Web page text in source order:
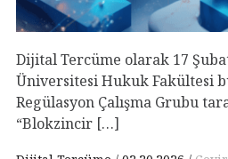
Dijital Tercüme olarak 17
Üniversitesi Hukuk Fakültesi
Regülasyon Çalışma Grubu
“Blokzincir […]